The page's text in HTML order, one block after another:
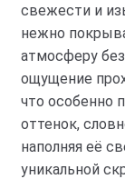
свежести и
нежно
атмосферу
ощущение
что особенно
оттенок,
наполняя её
уникальной